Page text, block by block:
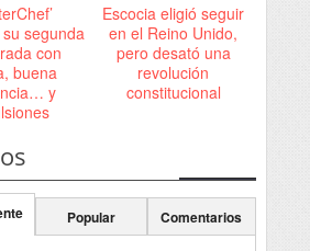
segunda
con
buena
y
Escocia eligió seguir
en el Reino Unido,
pero desató una
revolución
constitucional
Popular Comentarios